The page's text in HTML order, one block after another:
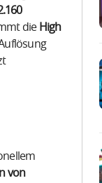
die High
von